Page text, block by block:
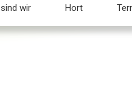
wir Hort